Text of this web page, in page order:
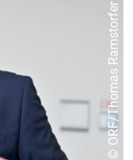
© ORF/Thomas Ramstorfer